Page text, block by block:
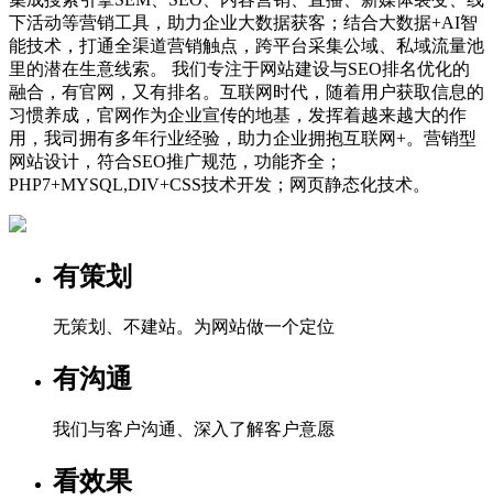
下活动等营销工具，助力企业大数据获客；结合大数据+AI智
能技术，打通全渠道营销触点，跨平台采集公域、私域流量池
里的潜在生意线索。 我们专注于网站建设与SEO排名优化的
融合，有官网，又有排名。互联网时代，随着用户获取信息的
习惯养成，官网作为企业宣传的地基，发挥着越来越大的作
用，我司拥有多年行业经验，助力企业拥抱互联网+。营销型
网站设计，符合SEO推广规范，功能齐全；
PHP7+MYSQL,DIV+CSS技术开发；网页静态化技术。
有策划
无策划、不建站。为网站做一个定位
有沟通
我们与客户沟通、深入了解客户意愿
看效果